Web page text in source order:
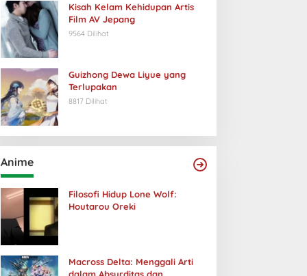
Kisah Kelam Kehidupan Artis
Film AV Jepang
9564 Dilihat
Guizhong Dewa Liyue yang
Terlupakan
8817 Dilihat
Anime
Filosofi Hidup Lone Wolf:
Houtarou Oreki
Macross Delta: Menggali Arti